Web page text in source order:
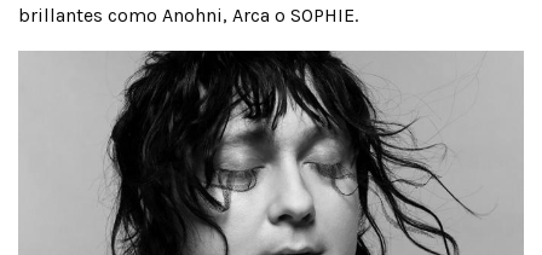
brillantes como Anohni, Arca o SOPHIE.